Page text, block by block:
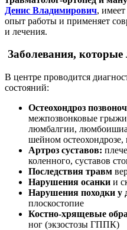
Денис Владимирович,
опыт работы и применяет
и лечения.
Заболевания,
В центре проводится
состояний:
Остеохондроз
межпозвонковые
люмбалгии,
шейном
Артроз суставов:
коленного, суставов
Последствия травм
Нарушения осанки и
Нарушения походки у
плоскостопие
Костно-хрящевые
ног (экзостозы ГППК)